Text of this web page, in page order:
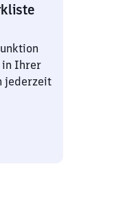
in Ihrer
jederzeit